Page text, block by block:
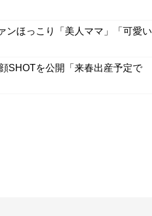
ンほっこり「美人ママ」「可愛い
SHOTを公開「来春出産予定で